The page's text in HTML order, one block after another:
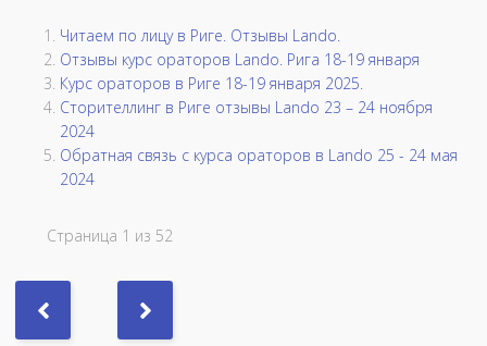
Читаем по лицу в Риге. Отзывы Lando.
Отзывы курс ораторов Lando. Рига 18-19 января
Курс ораторов в Риге 18-19 января 2025.
Сторителлинг в Риге отзывы Lando 23 – 24 ноября
2024
Обратная связь с курса ораторов в Lando 25 - 24 мая
2024
Страница 1 из 52